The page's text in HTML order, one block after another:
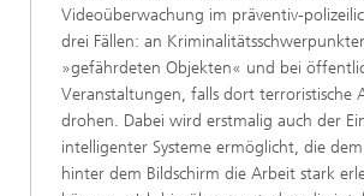
Videoüberwachung im präventiv-
drei Fällen: an
»gefährdeten Objekten« und bei
Veranstaltungen, falls dort terroristische
drohen. Dabei wird erstmalig auch der
intelligenter Systeme ermöglicht, die
hinter dem Bildschirm die Arbeit stark